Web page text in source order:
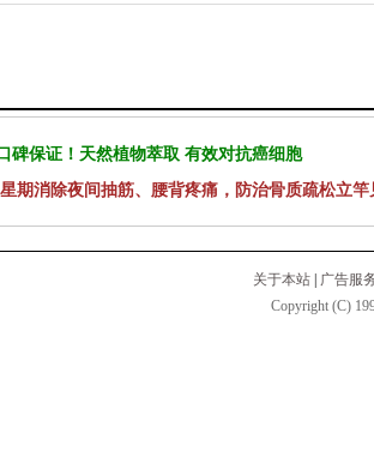
碑保证！天然植物萃取 有效对抗癌细胞
期消除夜间抽筋、腰背疼痛，防治骨质疏松立竿
关于本站
广告服
Copyright (C)